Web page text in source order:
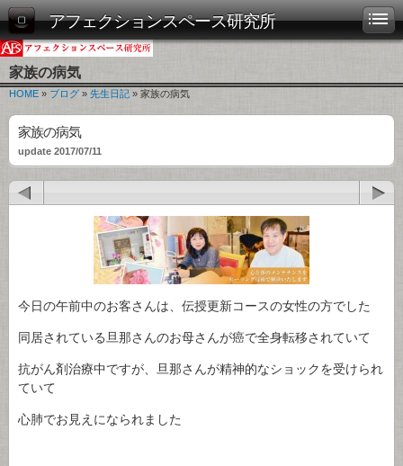
アフェクションスペース研究所
家族の病気
HOME » ブログ » 先生日記 » 家族の病気
家族の病気
update 2017/07/11
今日の午前中のお客さんは、伝授更新コースの女性の方でした
同居されている旦那さんのお母さんが癌で全身転移されていて
抗がん剤治療中ですが、旦那さんが精神的なショックを受けられ
ていて
心肺でお見えになられました